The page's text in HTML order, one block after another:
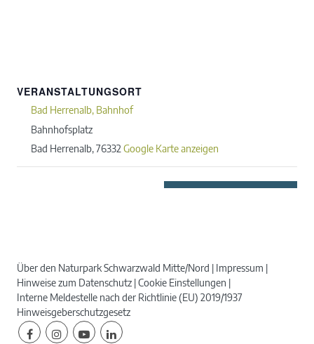
VERANSTALTUNGSORT
Bad Herrenalb, Bahnhof
Bahnhofsplatz
Bad Herrenalb,76332 Google Karte anzeigen
Über den Naturpark Schwarzwald Mitte/Nord
Impressum
Hinweise zum Datenschutz Cookie Einstellungen
Interne Meldestelle nach der Richtlinie (EU) 2019/1937
Hinweisgeberschutzgesetz